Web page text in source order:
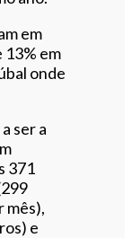
em
13% em
onde
ser a
371
mês),
e